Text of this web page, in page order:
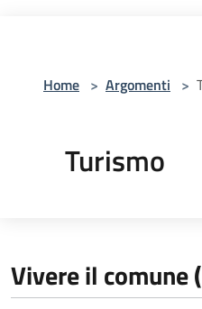
Home > Argomenti >
Turismo
Vivere il comune